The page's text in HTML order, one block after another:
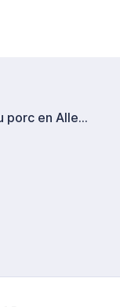
Le prix du porc en Allemagne le plus bas de l’année